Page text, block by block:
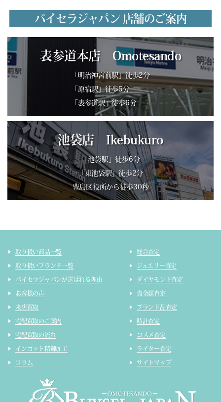
バイセラジャパン 店舗のご案内
表参道本店 Omotesando
「明治神宮前駅」徒歩2分
「原宿駅」徒歩5分
「表参道駅」徒歩6分
池袋店 Ikebukuro
「池袋駅」徒歩6分
「東池袋駅」徒歩2分
豊島区役所から徒歩30秒
取り扱い商品一覧
取り扱いブランド一覧
バイセラジャパンが選ばれる理由
お客様の声
来店買取
宅配買取のご案内
宅配買取の流れ
インゴット精錬加工
コラム
総合査定
ジュエリー査定
ダイヤモンド査定
貴金属査定
ブランド品査定
時計査定
コスメ査定
ライター査定
サイトマップ